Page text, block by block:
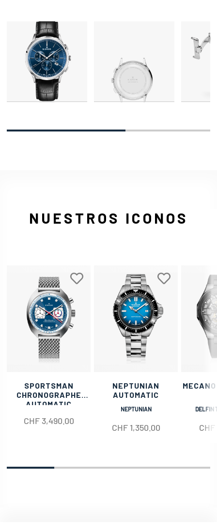
NUESTROS ICONOS
SPORTSMAN
CHRONOGRAPHE
AUTOMATIC
CHF3,490.00
NEPTUNIAN
AUTOMATIC
NEPTUNIAN
CHF1,350.00
DELFIN
CHF